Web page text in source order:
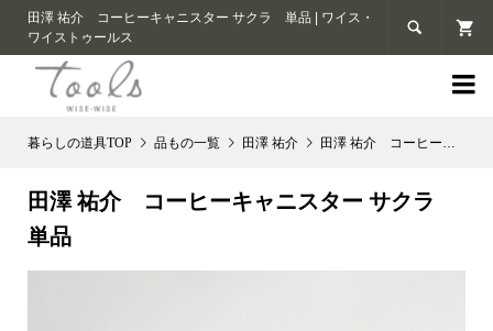
田澤 祐介 コーヒーキャニスター サクラ 単品 | ワイス・
ワイストゥールス


品もの一覧 田澤 祐介 田澤 祐介 コーヒーキャニスター サクラ 単品
田澤 祐介 コーヒーキャニスター サクラ
単品